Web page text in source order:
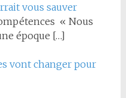
vous sauver
« Nous
époque […]
vont changer pour